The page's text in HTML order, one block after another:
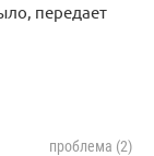
передает
проблема (2)